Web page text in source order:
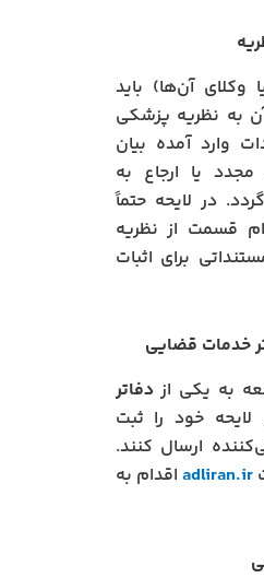
آن‌ها) باید
به نظریه پزشکی
وارد آمده بیان
یا ارجاع به
در لایحه حتماً
قسمت از نظریه
برای اثبات
به یکی ازدفاتر
لایحه خود را ثبت
ارسال کنند.
adliran.ir اقدام به